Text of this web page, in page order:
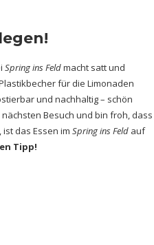
Spring ins Feldmacht satt und
für die Limonaden
und nachhaltig – schön
Besuch und bin froh, dass
das Essen im Spring ins Feld auf
Tipp!